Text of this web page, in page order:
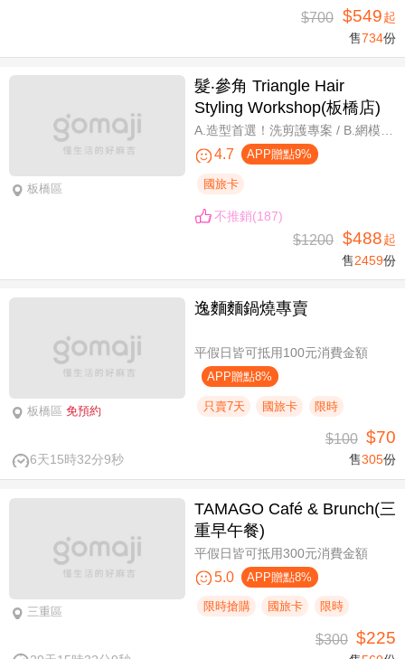
$700 $549起
售734份
板橋區
髮‧參角 Triangle Hair
Styling Workshop(板橋店)
4.7 APP贈點9%
國旅卡
不推銷(187)
$1200 $488起
售2459份
板橋區 免預約
逸麵麵鍋燒專賣
平假日皆可抵用100元消費金額
APP贈點8%
只賣7天 國旅卡 限時
6天15時32分9秒
$100 $70
售305份
三重區
TAMAGO Café & Brunch(三
重早午餐)
平假日皆可抵用300元消費金額
5.0 APP贈點8%
限時搶購 國旅卡 限時
$300 $225